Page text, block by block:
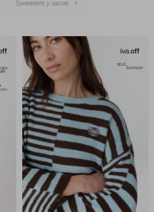
Sweaters y sacos